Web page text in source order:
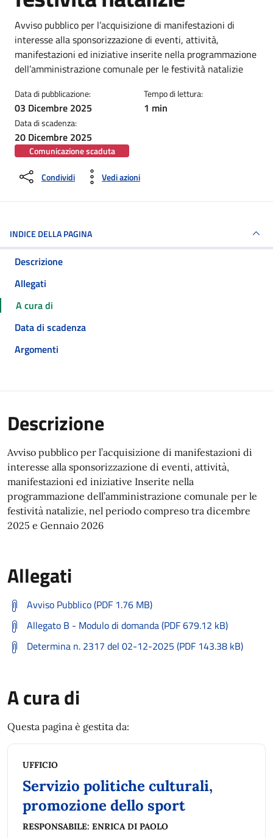
Dettagli della notizia
Avviso pubblico per l’acquisizione di manifestazioni di
interesse alla sponsorizzazione di eventi, attività,
manifestazioni ed iniziative inserite nella programmazione
dell’amministrazione comunale per le festività natalizie
Data di pubblicazione:
03 Dicembre 2025
Data di scadenza:
20 Dicembre 2025
Comunicazione scaduta
Tempo di lettura:
1 min
Condividi Vedi azioni
INDICE DELLA PAGINA
Descrizione
Allegati
A cura di
Data di scadenza
Argomenti
Descrizione
Avviso pubblico per l’acquisizione di manifestazioni di
interesse alla sponsorizzazione di eventi, attività,
manifestazioni ed iniziative Inserite nella
programmazione dell’amministrazione comunale per le
festività natalizie, nel periodo compreso tra dicembre
2025 e Gennaio 2026
Allegati
Avviso Pubblico (PDF 1.76 MB)
Allegato B - Modulo di domanda (PDF 679.12 kB)
Determina n. 2317 del 02-12-2025 (PDF 143.38 kB)
A cura di
Questa pagina è gestita da:
UFFICIO
Servizio politiche culturali,
promozione dello sport
RESPONSABILE: ENRICA DI PAOLO